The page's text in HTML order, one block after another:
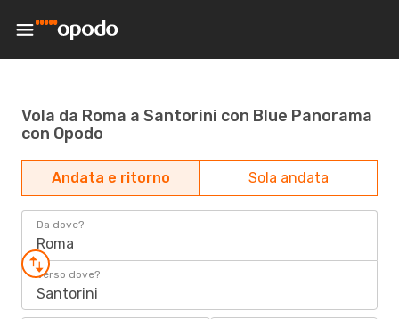
Vola da Roma a Santorini con Blue Panorama
con Opodo
Andata e ritorno Sola andata
Da dove?
Roma
Verso dove?
Santorini